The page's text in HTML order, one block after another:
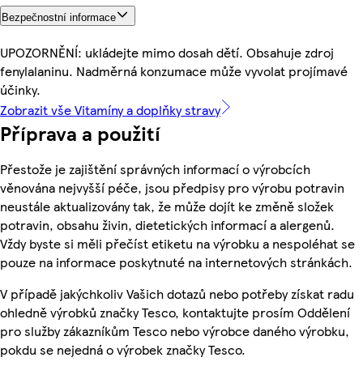
Bezpečnostní informace
UPOZORNĚNÍ: ukládejte mimo dosah dětí. Obsahuje zdroj
fenylalaninu. Nadměrná konzumace může vyvolat projímavé
účinky.
Zobrazit vše Vitamíny a doplňky stravy
Příprava a použití
Přestože je zajištění správných informací o výrobcích
věnována nejvyšší péče, jsou předpisy pro výrobu potravin
neustále aktualizovány tak, že může dojít ke změně složek
potravin, obsahu živin, dietetických informací a alergenů.
Vždy byste si měli přečíst etiketu na výrobku a nespoléhat se
pouze na informace poskytnuté na internetových stránkách.
V případě jakýchkoliv Vašich dotazů nebo potřeby získat radu
ohledně výrobků značky Tesco, kontaktujte prosím Oddělení
pro služby zákazníkům Tesco nebo výrobce daného výrobku,
pokdu se nejedná o výrobek značky Tesco.